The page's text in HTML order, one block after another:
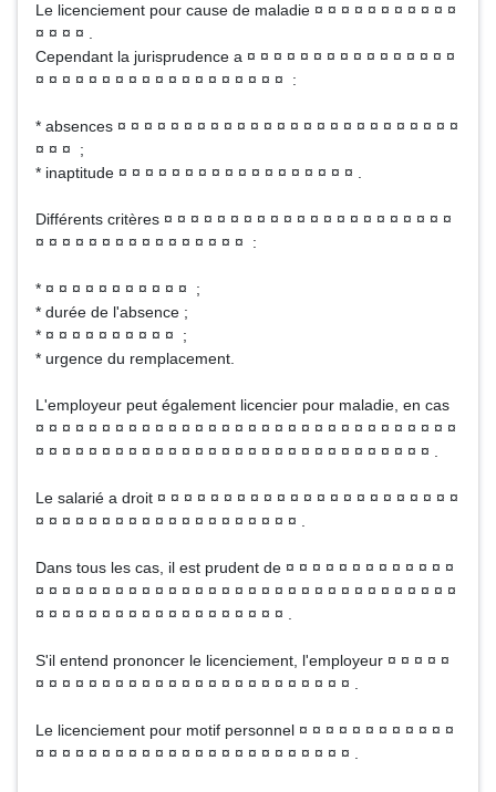
Le licenciement pour cause de maladie ¤ ¤ ¤ ¤ ¤ ¤ ¤ ¤ ¤ ¤ ¤
¤ ¤ ¤ ¤ .
Cependant la jurisprudence a ¤ ¤ ¤ ¤ ¤ ¤ ¤ ¤ ¤ ¤ ¤ ¤ ¤ ¤ ¤ ¤
¤ ¤ ¤ ¤ ¤ ¤ ¤ ¤ ¤ ¤ ¤ ¤ ¤ ¤ ¤ ¤ ¤ ¤ ¤ :
* absences ¤ ¤ ¤ ¤ ¤ ¤ ¤ ¤ ¤ ¤ ¤ ¤ ¤ ¤ ¤ ¤ ¤ ¤ ¤ ¤ ¤ ¤ ¤ ¤ ¤ ¤
¤ ¤ ¤ ;
* inaptitude ¤ ¤ ¤ ¤ ¤ ¤ ¤ ¤ ¤ ¤ ¤ ¤ ¤ ¤ ¤ ¤ ¤ ¤ .
Différents critères ¤ ¤ ¤ ¤ ¤ ¤ ¤ ¤ ¤ ¤ ¤ ¤ ¤ ¤ ¤ ¤ ¤ ¤ ¤ ¤ ¤ ¤
¤ ¤ ¤ ¤ ¤ ¤ ¤ ¤ ¤ ¤ ¤ ¤ ¤ ¤ ¤ ¤ :
* ¤ ¤ ¤ ¤ ¤ ¤ ¤ ¤ ¤ ¤ ¤ ;
* durée de l'absence ;
* ¤ ¤ ¤ ¤ ¤ ¤ ¤ ¤ ¤ ¤ ;
* urgence du remplacement.
L'employeur peut également licencier pour maladie, en cas
¤ ¤ ¤ ¤ ¤ ¤ ¤ ¤ ¤ ¤ ¤ ¤ ¤ ¤ ¤ ¤ ¤ ¤ ¤ ¤ ¤ ¤ ¤ ¤ ¤ ¤ ¤ ¤ ¤ ¤ ¤ ¤
¤ ¤ ¤ ¤ ¤ ¤ ¤ ¤ ¤ ¤ ¤ ¤ ¤ ¤ ¤ ¤ ¤ ¤ ¤ ¤ ¤ ¤ ¤ ¤ ¤ ¤ ¤ ¤ ¤ ¤ .
Le salarié a droit ¤ ¤ ¤ ¤ ¤ ¤ ¤ ¤ ¤ ¤ ¤ ¤ ¤ ¤ ¤ ¤ ¤ ¤ ¤ ¤ ¤ ¤ ¤
¤ ¤ ¤ ¤ ¤ ¤ ¤ ¤ ¤ ¤ ¤ ¤ ¤ ¤ ¤ ¤ ¤ ¤ ¤ ¤ .
Dans tous les cas, il est prudent de ¤ ¤ ¤ ¤ ¤ ¤ ¤ ¤ ¤ ¤ ¤ ¤ ¤
¤ ¤ ¤ ¤ ¤ ¤ ¤ ¤ ¤ ¤ ¤ ¤ ¤ ¤ ¤ ¤ ¤ ¤ ¤ ¤ ¤ ¤ ¤ ¤ ¤ ¤ ¤ ¤ ¤ ¤ ¤ ¤
¤ ¤ ¤ ¤ ¤ ¤ ¤ ¤ ¤ ¤ ¤ ¤ ¤ ¤ ¤ ¤ ¤ ¤ ¤ .
S'il entend prononcer le licenciement, l'employeur ¤ ¤ ¤ ¤ ¤
¤ ¤ ¤ ¤ ¤ ¤ ¤ ¤ ¤ ¤ ¤ ¤ ¤ ¤ ¤ ¤ ¤ ¤ ¤ ¤ ¤ ¤ ¤ ¤ .
Le licenciement pour motif personnel ¤ ¤ ¤ ¤ ¤ ¤ ¤ ¤ ¤ ¤ ¤ ¤
¤ ¤ ¤ ¤ ¤ ¤ ¤ ¤ ¤ ¤ ¤ ¤ ¤ ¤ ¤ ¤ ¤ ¤ ¤ ¤ ¤ ¤ ¤ ¤ .